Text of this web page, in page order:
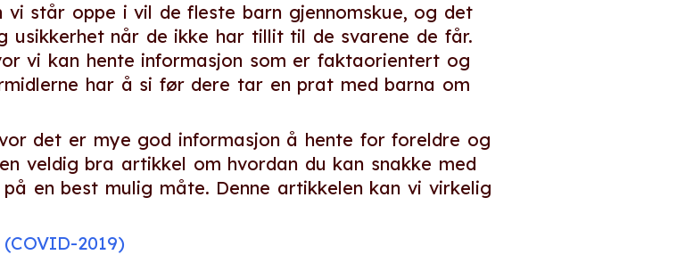
vi står oppe i vil de fleste barn gjennomskue, og det
når de ikke har tillit til de svarene de får.
vi kan hente informasjon som er faktaorientert og
har å si før dere tar en prat med barna om
det er mye god informasjon å hente for foreldre og
veldig bra artikkel om hvordan du kan snakke med
en best mulig måte. Denne artikkelen kan vi virkelig
2019)